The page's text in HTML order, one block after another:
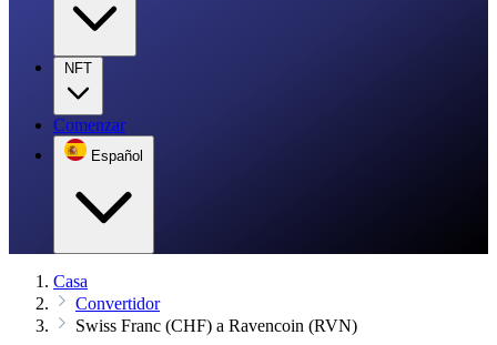
NFT
Comenzar
Español
Casa
Convertidor
Swiss Franc (CHF) a Ravencoin (RVN)